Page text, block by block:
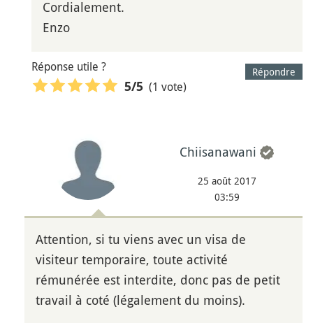
Cordialement.
Enzo
Répondre
Réponse utile ?
5/5 (1 vote)
Chiisanawani
25 août 2017
03:59
Attention, si tu viens avec un visa de
visiteur temporaire, toute activité
rémunérée est interdite, donc pas de petit
travail à coté (légalement du moins).